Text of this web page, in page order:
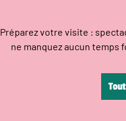
Préparez votre visite :
ne manquez aucun temps